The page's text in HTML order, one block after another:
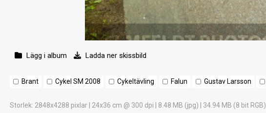
Lägg i album Ladda ner skissbild
Brant Cykel SM 2008 Cykeltävling Falun Gustav Larsson
Storlek: 2848x4288 pixlar | 24x36 cm @ 300 dpi | 8.48 MB (jpg) | 34.94 MB (8 bit RGB)